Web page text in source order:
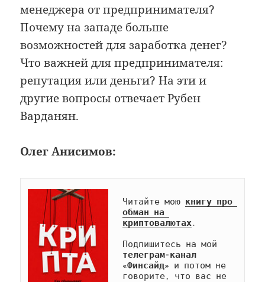
менеджера от предпринимателя?
Почему на западе больше
возможностей для заработка денег?
Что важней для предпринимателя:
репутация или деньги? На эти и
другие вопросы отвечает Рубен
Варданян.
Олег Анисимов:
Читайте мою книгу про
обман на
криптовалютах.
телеграм-канал
«Финсайд» и потом не
говорите, что вас не